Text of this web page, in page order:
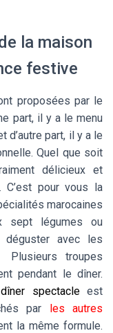
la maison
festive
proposées par le
part, il y a le menu
d’autre part, il y a le
Quel que soit
délicieux et
pour vous la
marocaines
sept légumes ou
déguster avec les
troupes
pendant le dîner.
dîner spectacleest
par les autres
la même formule.